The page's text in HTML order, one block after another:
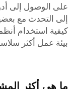
على الوصول إلى
إلى التحدث مع
كيفية استخدام
بيئة عمل أكثر
ما هي أكثر